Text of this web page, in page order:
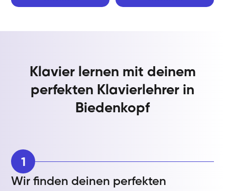
Klavier lernen mit deinem
perfekten Klavierlehrer in
Biedenkopf
1
Wir finden deinen perfekten